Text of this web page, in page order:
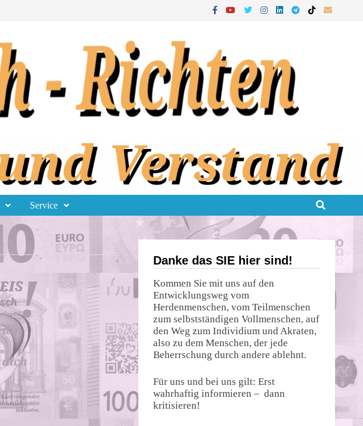
Service
Danke das SIE hier sind!
Kommen Sie mit uns auf den
Entwicklungsweg vom
Herdenmenschen, vom Teilmenschen
zum selbstständigen Vollmenschen, auf
den Weg zum Individium und Akraten,
also zu dem Menschen, der jede
Beherrschung durch andere ablehnt.
Für uns und bei uns gilt: Erst
wahrhaftig informieren – dann
kritisieren!